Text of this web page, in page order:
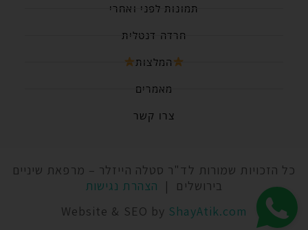
תמונות לפני ואחרי
חרדה דנטלית
המלצות
מאמרים
צרו קשר
כל הזכויות שמורות לד"ר סטלה הייזלר – מרפאת שיניים
בירושלים | הצהרת נגישות
Website & SEO by ShayAtik.com